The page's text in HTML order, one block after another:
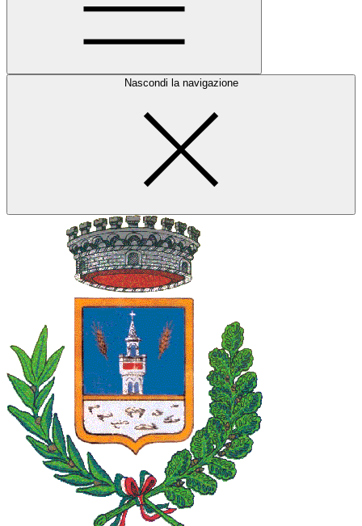
Nascondi la navigazione